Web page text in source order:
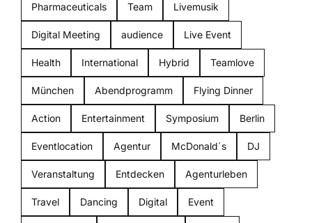
Pharmaceuticals Team Livemusik
Digital Meeting audience Live Event
Health International Hybrid Teamlove
München Abendprogramm Flying Dinner
Action Entertainment Symposium Berlin
Eventlocation Agentur McDonald´s DJ
Veranstaltung Entdecken Agenturleben
Travel Dancing Digital Event